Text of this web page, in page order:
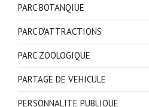
PARC BOTANQIUE
PARC D'ATTRACTIONS
PARC ZOOLOGIQUE
PARTAGE DE VEHICULE
PERSONNALITE PUBLIQUE